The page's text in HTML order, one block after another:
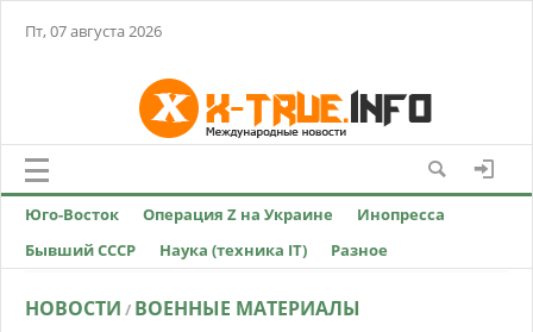
Пт, 07 августа 2026
Юго-Восток Операция Z на Украине
Инопресса
Бывший СССР
Наука (техника IT) Разное
НОВОСТИ / ВОЕННЫЕ МАТЕРИАЛЫ